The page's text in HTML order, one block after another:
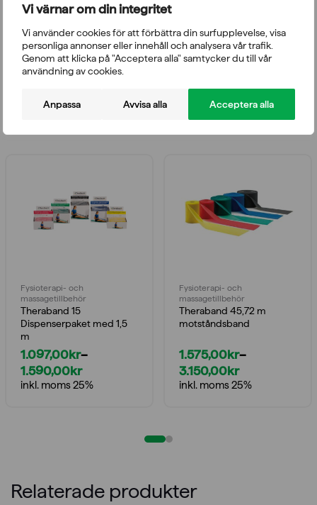
Vi värnar om din integritet
Vi använder cookies för att förbättra din surfupplevelse, visa
personliga annonser eller innehåll och analysera vår trafik.
Genom att klicka på "Acceptera alla" samtycker du till vår
användning av cookies.
Anpassa Avvisa alla Acceptera alla
Gul – mycket lätt motstånd
Röd – lätt motstånd
Grön – medeltungt motstånd
Blå – ganska tungt motstånd
Du kanske också gillar
Fysioterapi- och
massagetillbehör
Theraband 15
Dispenserpaket med 1,5
m
1.097,00kr–
1.590,00kr
Prisintervall:
1.097,00kr
inkl. moms 25%
Fysioterapi- och
massagetillbehör
Theraband 45,72 m
motståndsband
1.575,00kr–
3.150,00kr
Prisintervall:
1.575,00kr
inkl. moms 25%
Relaterade produkter